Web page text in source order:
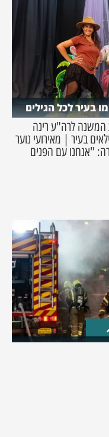
בעיר לכל הגילים
לרה"ע רינה
בעיר | מאירועי נוער
"אנחנו עם הפנים
באש והציתו את